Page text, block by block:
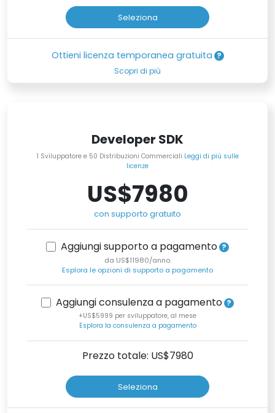
Seleziona
Ottieni licenza temporanea gratuita
Scopri di più
Developer SDK
1 Sviluppatore e 50 Distribuzioni Commerciali Leggi di più sulle
licenze
US$7980
con supporto gratuito
Aggiungi supporto a pagamento
da US$11980/anno.
Esplora le opzioni di supporto a pagamento
Aggiungi consulenza a pagamento
+US$5999 per sviluppatore, al mese
Esplora la consulenza a pagamento
Prezzo totale: US$7980
Seleziona